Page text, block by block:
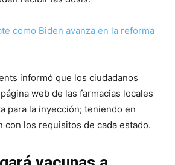
como Biden avanza en la reforma
informó que los ciudadanos
web de las farmacias locales
para la inyección; teniendo en
con los requisitos de cada estado.